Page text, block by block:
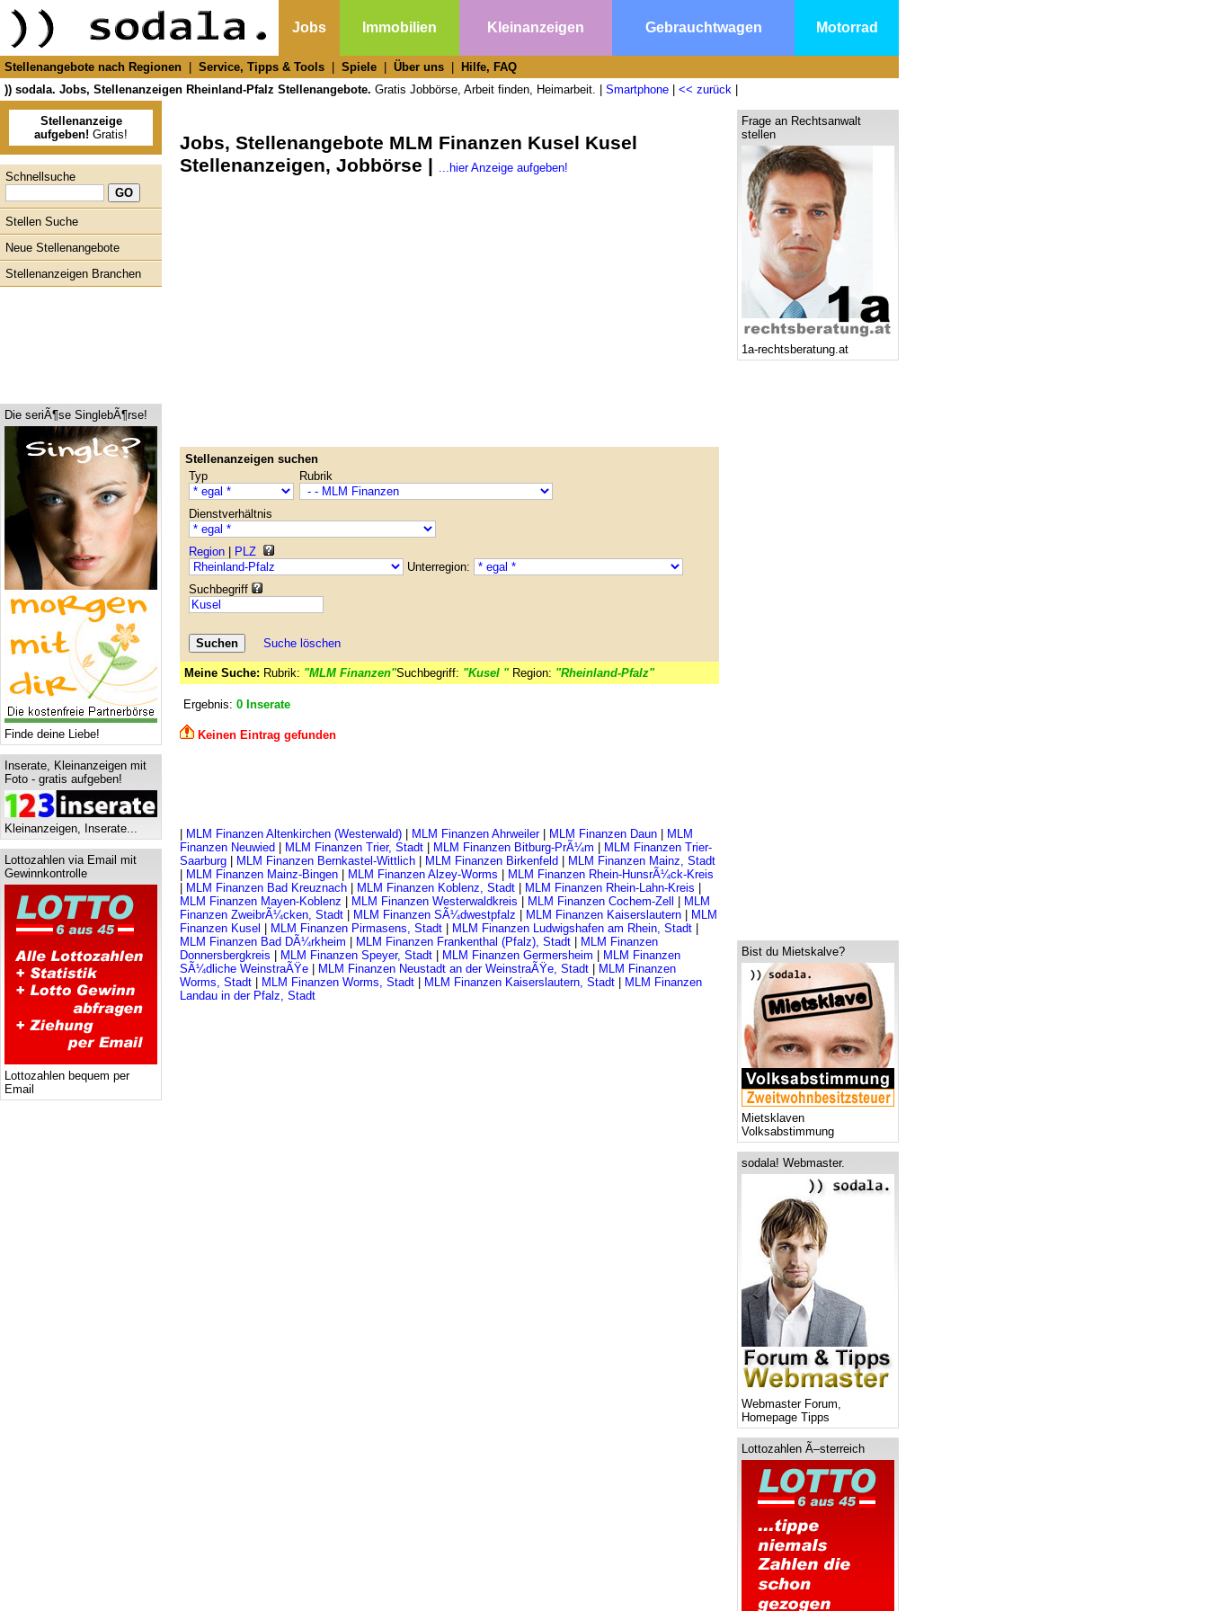
Jobs Immobilien Kleinanzeigen Gebrauchtwagen Motorrad
Stellenangebote nach Regionen Service, Tipps & Tools Spiele Über uns
Hilfe, FAQ
)) sodala. Jobs, Stellenanzeigen Rheinland-Pfalz Stellenangebote. Gratis Jobbörse, Arbeit finden, Heimarbeit. | Smartphone << zurück
Stellenanzeige
aufgeben! Gratis!
Schnellsuche
Stellen Suche
Neue Stellenangebote
Stellenanzeigen Branchen
Die seriÃ¶se SinglebÃ¶rse!
Finde deine Liebe!
Inserate, Kleinanzeigen mit
Foto - gratis aufgeben!
Kleinanzeigen, Inserate...
Lottozahlen via Email mit
Gewinnkontrolle
Lottozahlen bequem per
Email
Jobs, Stellenangebote MLM Finanzen Kusel Kusel
Stellenanzeigen, Jobbörse | ...hier Anzeige aufgeben!
Stellenanzeigen suchen
Typ
Rubrik
Dienstverhältnis
Region
PLZ
Unterregion:
Suchbegriff
Suche löschen
Meine Suche: Rubrik: "MLM Finanzen"Suchbegriff: "Kusel "Region: "Rheinland-Pfalz"
Ergebnis: 0 Inserate
Keinen Eintrag gefunden
MLM Finanzen Altenkirchen (Westerwald) MLM Finanzen Ahrweiler| MLM Finanzen Daun
MLM
Finanzen Neuwied
MLM Finanzen Trier, Stadt MLM Finanzen Bitburg-PrÃ¼m
MLM Finanzen Trier-
Saarburg
MLM Finanzen Bernkastel-Wittlich MLM Finanzen Birkenfeld
MLM Finanzen Mainz, Stadt
MLM Finanzen Mainz-Bingen MLM Finanzen Alzey-Worms
MLM Finanzen Rhein-HunsrÃ¼ck-Kreis
MLM Finanzen Bad Kreuznach MLM Finanzen Koblenz, Stadt MLM Finanzen Rhein-Lahn-Kreis
MLM Finanzen Mayen-Koblenz
MLM Finanzen Westerwaldkreis MLM Finanzen Cochem-Zell
MLM
Finanzen ZweibrÃ¼cken, Stadt
MLM Finanzen SÃ¼dwestpfalz MLM Finanzen Kaiserslautern
MLM
Finanzen Kusel
MLM Finanzen Pirmasens, Stadt MLM Finanzen Ludwigshafen am Rhein, Stadt
MLM Finanzen Bad DÃ¼rkheim
MLM Finanzen Frankenthal (Pfalz), Stadt
MLM Finanzen
Donnersbergkreis
MLM Finanzen Speyer, Stadt MLM Finanzen Germersheim
MLM Finanzen
SÃ¼dliche WeinstraÃŸe
MLM Finanzen Neustadt an der WeinstraÃŸe, Stadt
MLM Finanzen
Worms, Stadt
MLM Finanzen Worms, Stadt MLM Finanzen Kaiserslautern, Stadt
MLM Finanzen
Landau in der Pfalz, Stadt
Frage an Rechtsanwalt
stellen
1a-rechtsberatung.at
Bist du Mietskalve?
Mietsklaven
Volksabstimmung
sodala! Webmaster.
Webmaster Forum,
Homepage Tipps
Lottozahlen Ã–sterreich